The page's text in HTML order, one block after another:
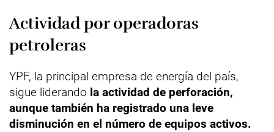
Actividad por operadoras
petroleras
YPF, la principal empresa de energía del país,
sigue liderando la actividad de perforación,
aunque también ha registrado una leve
disminución en el número de equipos activos.